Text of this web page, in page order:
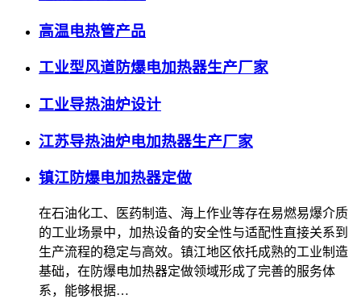
高温电热管产品
工业型风道防爆电加热器生产厂家
工业导热油炉设计
江苏导热油炉电加热器生产厂家
镇江防爆电加热器定做
在石油化工、医药制造、海上作业等存在易燃易爆介质
的工业场景中，加热设备的安全性与适配性直接关系到
生产流程的稳定与高效。镇江地区依托成熟的工业制造
基础，在防爆电加热器定做领域形成了完善的服务体
系，能够根据…